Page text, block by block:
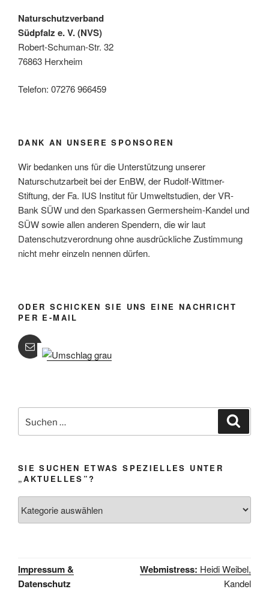
Naturschutzverband
Südpfalz e. V. (NVS)
Robert-Schuman-Str. 32
76863 Herxheim
Telefon: 07276 966459
DANK AN UNSERE SPONSOREN
Wir bedanken uns für die Unterstützung unserer
Naturschutzarbeit bei der EnBW, der Rudolf-Wittmer-
Stiftung, der Fa. IUS Institut für Umweltstudien, der VR-
Bank SÜW und den Sparkassen Germersheim-Kandel und
SÜW sowie allen anderen Spendern, die wir laut
Datenschutzverordnung ohne ausdrückliche Zustimmung
nicht mehr einzeln nennen dürfen.
ODER SCHICKEN SIE UNS EINE NACHRICHT
PER E-MAIL
nach:
SIE SUCHEN ETWAS SPEZIELLES UNTER
„AKTUELLES”?
suchen
„Aktuelles”?
Impressum &
Datenschutz
Webmistress: Heidi Weibel,
Kandel